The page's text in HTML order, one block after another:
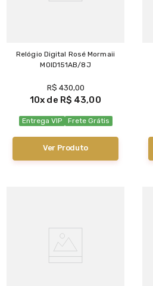
Relógio Digital Rosé Mormaii
MOID151AB/8J
R$ 430,00
10 R$ 43,00
Entrega VIP Frete Grátis
Ver Produto